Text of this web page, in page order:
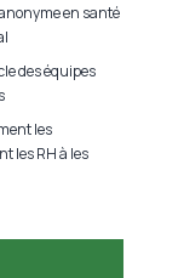
en santé
des équipes
les
les RH à les